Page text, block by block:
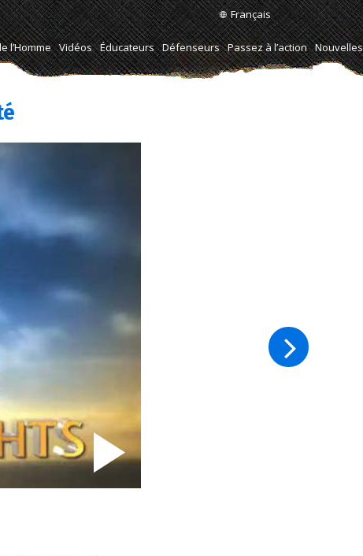
Français
l’Homme Vidéos Éducateurs Défenseurs Passez à l’action Nouvelles